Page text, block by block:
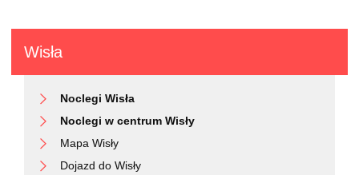
Wisła
Noclegi Wisła
Noclegi w centrum Wisły
Mapa Wisły
Dojazd do Wisły